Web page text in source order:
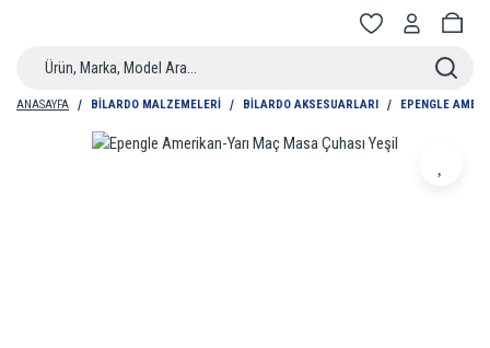
ANASAYFA BILARDO MALZEMELERI BILARDO AKSESUARLARI EPENGLE